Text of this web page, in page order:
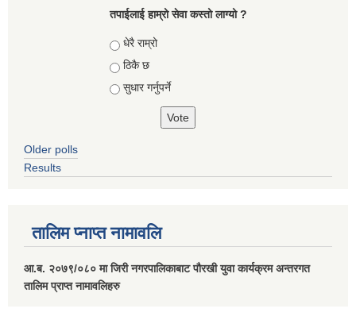
तपाईलाई हाम्रो सेवा कस्तो लाग्यो ?
Choices
धेरै राम्रो
ठिकै छ
सुधार गर्नुपर्ने
Older polls
Results
तालिम प्नाप्त नामावलि
आ.ब. २०७९/०८० मा जिरी नगरपालिकाबाट पौरखी युवा कार्यक्रम अन्तरगत
तालिम प्राप्त नामावलिहरु